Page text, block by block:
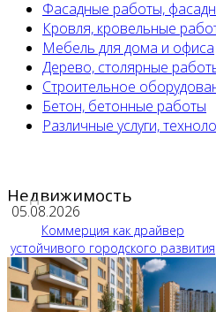
Фасадные работы,
Кровля, кровельные
Мебель для дома и офиса
Дерево, столярные
Строительное
Бетон, бетонные работы
Различные услуги,
Недвижимость
05.08.2026
Коммерция как драйвер
устойчивого городского развития